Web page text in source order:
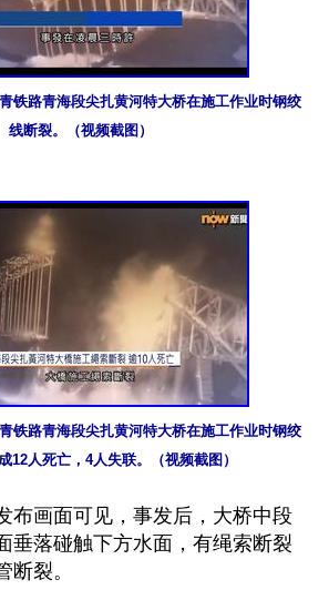
铁路青海段尖扎黄河特大桥在施工作业时钢绞
线断裂。（视频截图）
铁路青海段尖扎黄河特大桥在施工作业时钢绞
12人死亡，4人失联。（视频截图）
布画面可见，事发后，大桥中段
垂落碰触下方水面，有绳索断裂
断裂。